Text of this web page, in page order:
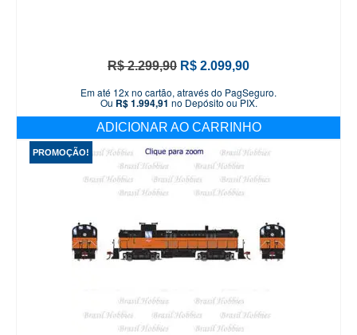
R$2.299,90 O
original
era:
R$ 2.299,90.
R$ 2.099,90O
atual
R$ 2.099,90.
Em até 12x no cartão, através do PagSeguro.
Ou R$1.994,91 no Depósito ou PIX.
ADICIONAR AO CARRINHO
PROMOÇÃO!